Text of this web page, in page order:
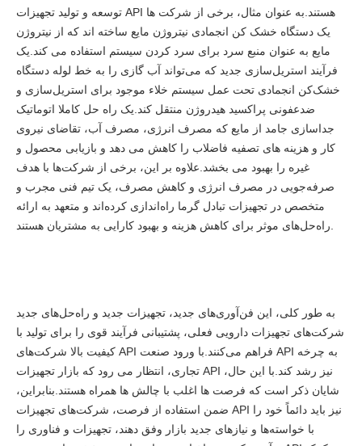
توسعه و تولید تجهیزات API هستند.به عنوان مثال، برخی از شرکت ها
یک دستگاه خشک کن انجمادی نیتروژن مایع ساخته اند که از نیتروژن
مایع به عنوان منبع سرد برای سرد کردن سیستم استفاده می کند.یک
فرآیند استریل‌سازی جدید که می‌تواند آب گازی را به خط لوله دستگاه
خشک‌کن انجمادی تحت عمل سیستم خلاء موجود برای استریل‌سازی و
ضدعفونی پراکسید هیدروژن منتقل کند.یک راه حل کاملا اتوماتیک
جداسازی جامد از مایع که مصرف انرژی، مصرف آب، تقاضای نیروی
کار و هزینه های تصفیه فاضلاب را کاهش می دهد و بازیابی محصول و
غیره را بهبود می بخشد.علاوه بر این، برخی از شرکت‌ها با هدف
صرفه‌جویی در مصرف انرژی و کاهش مصرف، یک تیم فنی مجرب و
متخصص در تجهیزات تبادل گرما راه‌اندازی کرده‌اند و متعهد به ارائه
به طور کلی، این فن‌آوری‌های جدید، تجهیزات جدید و راه‌حل‌های جدید
شرکت‌های تجهیزات دارویی فعلی، پشتیبانی فرآیند قوی را برای تولید با
کیفیت بالا شرکت‌های API فراهم می‌کنند.با ورود صنعت API به چرخه
تجاری، انتظار می رود که بازار تجهیزات API نیز رشد کند.با این حال،
شایان ذکر است که فرصت ها اغلب با چالش ها همراه هستند.بنابراین،
ضمن استفاده از فرصت، شرکت‌های تجهیزات API نیز باید دائماً خود را
با خواسته‌ها و نیازهای جدید بازار وفق دهند، تجهیزات و فناوری را